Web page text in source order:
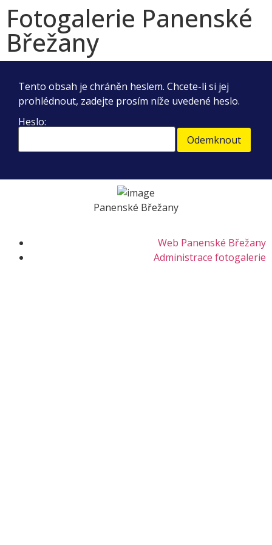
Fotogalerie Panenské
Břežany
Tento obsah je chráněn heslem. Chcete-li si jej
prohlédnout, zadejte prosím níže uvedené heslo.
Heslo:
Panenské Břežany
Web Panenské Břežany
Administrace fotogalerie